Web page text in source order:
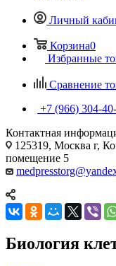
Личный
Корзина0
Избранные
Сравнение
+7 (966) 304-
Контактная
125319, Москва г,
помещение 5
Биология